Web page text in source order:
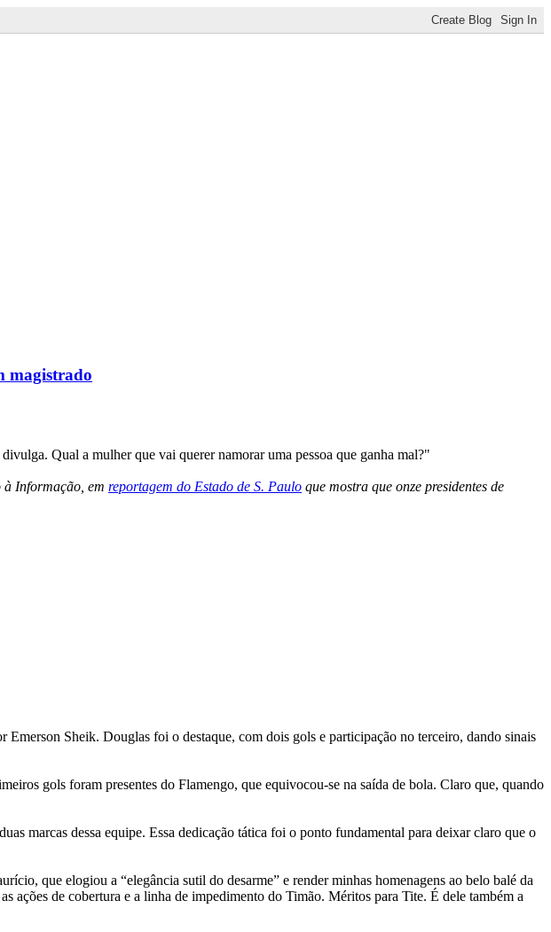
magistrado
Qual a mulher que vai querer namorar uma pessoa que ganha mal?"
à Informação, em reportagem do Estado de S. Paulo que mostra que onze presidentes de
Sheik. Douglas foi o destaque, com dois gols e participação no terceiro, dando sinais
gols foram presentes do Flamengo, que equivocou-se na saída de bola. Claro que, quando
marcas dessa equipe. Essa dedicação tática foi o ponto fundamental para deixar claro que o
que elogiou a “elegância sutil do desarme” e render minhas homenagens ao belo balé da
ações de cobertura e a linha de impedimento do Timão. Méritos para Tite. É dele também a